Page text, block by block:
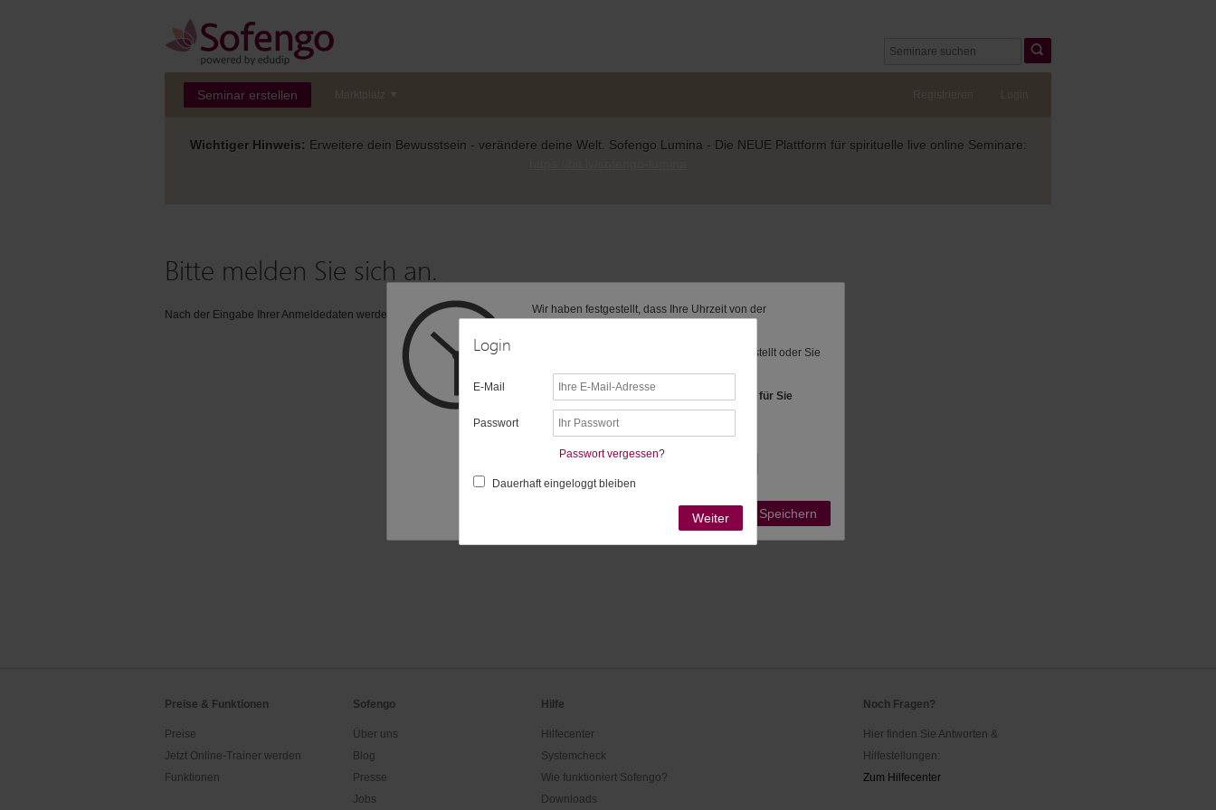
Seminar erstellen Marktplatz Registrieren Login
Login
E-Mail
Passwort
Passwort vergessen?
Dauerhaft eingeloggt bleiben
Weiter
Wichtiger Hinweis: Erweitere dein Bewusstsein - verändere deine Welt. Sofengo Lumina - Die NEUE Plattform für spirituelle live online Seminare:
Bitte melden Sie sich an.
Nach der Eingabe Ihrer Anmeldedaten werden Sie zur gewünschten Seite weitergeleitet.
Preise & Funktionen
Preise
Jetzt Online-Trainer werden
Funktionen
Sofengo
Über uns
Blog
Presse
Jobs
Hilfe
Hilfecenter
Systemcheck
Wie funktioniert Sofengo?
Downloads
Noch Fragen?
Hier finden Sie Antworten &
Hilfestellungen:
Zum Hilfecenter
Wir haben festgestellt, dass Ihre Uhrzeit von der
Vielleicht ist Ihre Computer-Uhr anders eingestellt oder Sie
Folgende Zeitzonen haben wir als Vorschlag für Sie
bestimmt:
Passende Zeitzonen
Ist Ihre Zeitzone nicht aufgeführt?
Speichern